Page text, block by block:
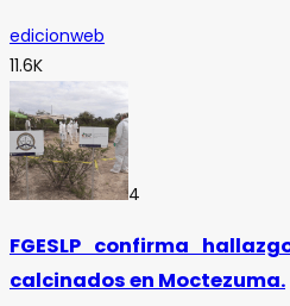
edicionweb
11.6K
4
FGESLP confirma
calcinados en Moctezuma.